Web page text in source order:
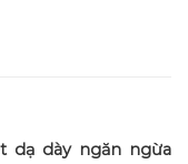
dạ dày ngăn ngừa